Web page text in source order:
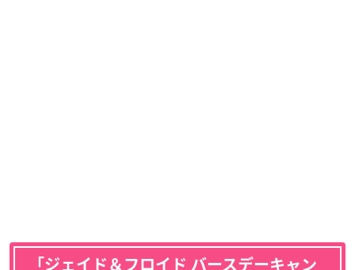
「ジェイド＆フロイド バースデーキャン